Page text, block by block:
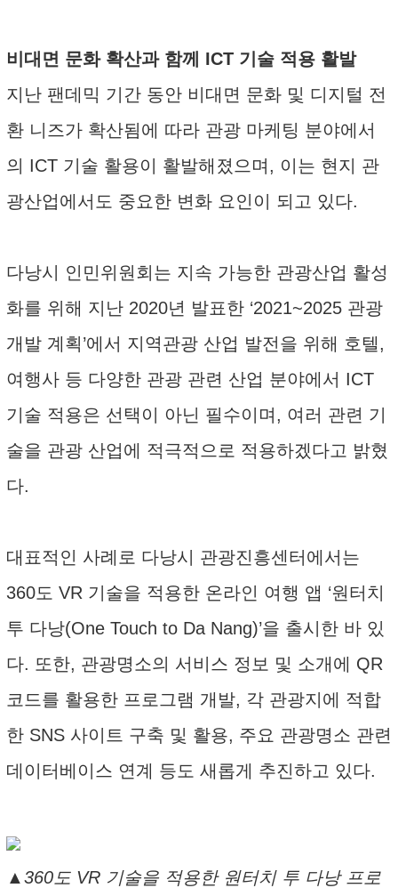
비대면 문화 확산과 함께 ICT 기술 적용 활발
지난 팬데믹 기간 동안 비대면 문화 및 디지털 전
환 니즈가 확산됨에 따라 관광 마케팅 분야에서
의 ICT 기술 활용이 활발해졌으며, 이는 현지 관
광산업에서도 중요한 변화 요인이 되고 있다.
다낭시 인민위원회는 지속 가능한 관광산업 활성
화를 위해 지난 2020년 발표한 ‘2021~2025 관광
개발 계획’에서 지역관광 산업 발전을 위해 호텔,
여행사 등 다양한 관광 관련 산업 분야에서 ICT
기술 적용은 선택이 아닌 필수이며, 여러 관련 기
술을 관광 산업에 적극적으로 적용하겠다고 밝혔
다.
대표적인 사례로 다낭시 관광진흥센터에서는
360도 VR 기술을 적용한 온라인 여행 앱 ‘원터치
투 다낭(One Touch to Da Nang)’을 출시한 바 있
다. 또한, 관광명소의 서비스 정보 및 소개에 QR
코드를 활용한 프로그램 개발, 각 관광지에 적합
한 SNS 사이트 구축 및 활용, 주요 관광명소 관련
데이터베이스 연계 등도 새롭게 추진하고 있다.
▲360도 VR 기술을 적용한 원터치 투 다낭 프로